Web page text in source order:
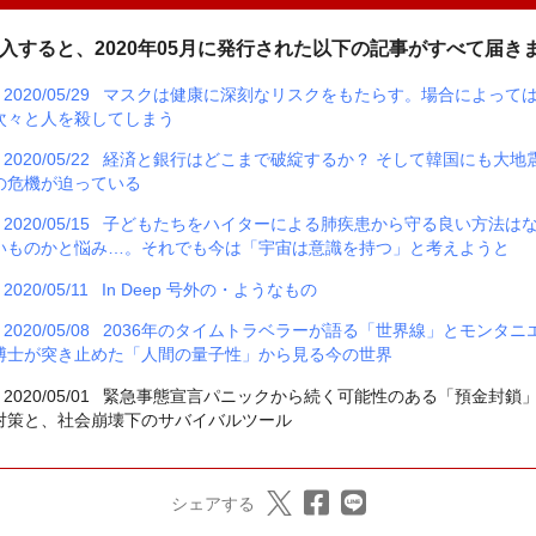
すると、2020年05月に発行された以下の記事がすべて届き
2020/05/29
マスクは健康に深刻なリスクをもたらす。場合によっては
々と人を殺してしまう
2020/05/22
経済と銀行はどこまで破綻するか？ そして韓国にも大地
危機が迫っている
2020/05/15
子どもたちをハイターによる肺疾患から守る良い方法はな
ものかと悩み…。それでも今は「宇宙は意識を持つ」と考えようと
2020/05/11 In Deep 号外の・ようなもの
2020/05/08
2036年のタイムトラベラーが語る「世界線」とモンタニ
士が突き止めた「人間の量子性」から見る今の世界
2020/05/01
緊急事態宣言パニックから続く可能性のある「預金封鎖」
策と、社会崩壊下のサバイバルツール
シェアする